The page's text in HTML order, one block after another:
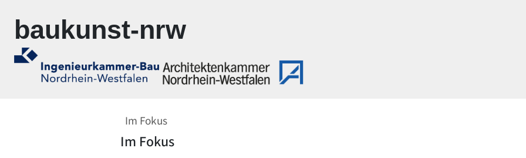
baukunst-nrw
Im Fokus
Im Fokus